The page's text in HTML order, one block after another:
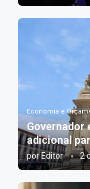
Economia e
Governador
adicional
porEditor 2